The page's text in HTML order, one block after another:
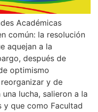
Académicas
común: la resolución
aquejan a la
después de
optimismo
y de
lucha, salieron a la
y que como Facultad